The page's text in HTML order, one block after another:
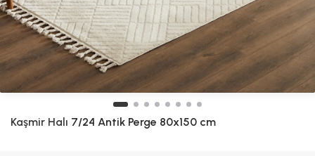
Kaşmir Halı 7/24 Antik Perge 80x150 cm